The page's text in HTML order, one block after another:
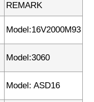
REMARK
Model:16V2000M93
Model:3060
Model: ASD16